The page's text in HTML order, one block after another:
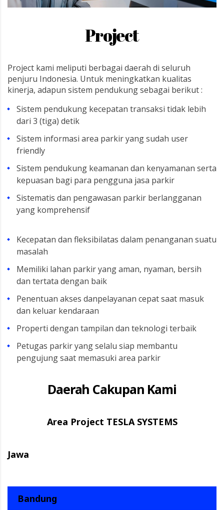
Project
Project kami meliputi berbagai daerah di seluruh
penjuru Indonesia. Untuk meningkatkan kualitas
kinerja, adapun sistem pendukung sebagai berikut :
Sistem pendukung kecepatan transaksi tidak lebih
dari 3 (tiga) detik
Sistem informasi area parkir yang sudah user
friendly
Sistem pendukung keamanan dan kenyamanan serta
kepuasan bagi para pengguna jasa parkir
Sistematis dan pengawasan parkir berlangganan
yang komprehensif
Kecepatan dan fleksibilatas dalam penanganan suatu
masalah
Memiliki lahan parkir yang aman, nyaman, bersih
dan tertata dengan baik
Penentuan akses danpelayanan cepat saat masuk
dan keluar kendaraan
Properti dengan tampilan dan teknologi terbaik
Petugas parkir yang selalu siap membantu
pengujung saat memasuki area parkir
Daerah Cakupan Kami
Area Project TESLA SYSTEMS
Jawa
Bandung